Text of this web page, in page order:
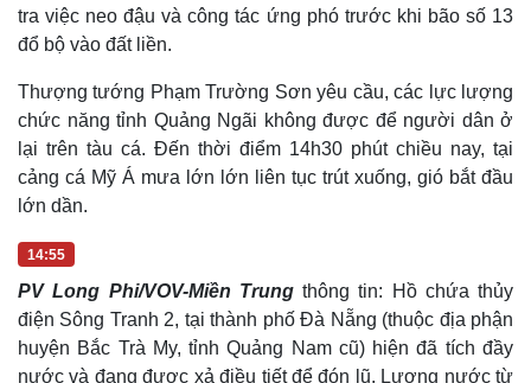
tra việc neo đậu và công tác ứng phó trước khi bão số 13
đổ bộ vào đất liền.
Thượng tướng Phạm Trường Sơn yêu cầu, các lực lượng
chức năng tỉnh Quảng Ngãi không được để người dân ở
lại trên tàu cá. Đến thời điểm 14h30 phút chiều nay, tại
cảng cá Mỹ Á mưa lớn lớn liên tục trút xuống, gió bắt đầu
lớn dần.
14:55
PV Long Phi/VOV-Miền Trungthông tin: Hồ chứa thủy
điện Sông Tranh 2, tại thành phố Đà Nẵng (thuộc địa phận
huyện Bắc Trà My, tỉnh Quảng Nam cũ) hiện đã tích đầy
nước và đang được xả điều tiết để đón lũ. Lượng nước từ